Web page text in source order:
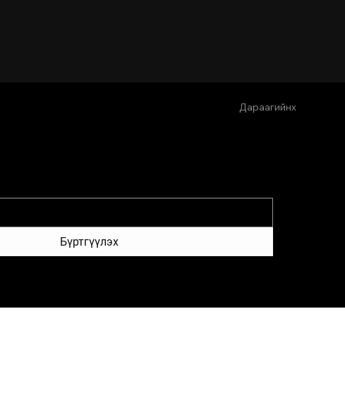
Дараагийнх
Бүртгүүлэх